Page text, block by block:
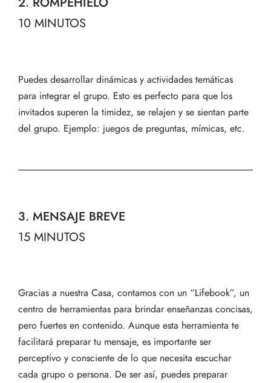
10 MINUTOS
Puedes desarrollar dinámicas y actividades temáticas
para integrar el grupo. Esto es perfecto para que los
invitados superen la timidez, se relajen y se sientan parte
del grupo. Ejemplo: juegos de preguntas, mímicas, etc.
3. MENSAJE BREVE
15 MINUTOS
Gracias a nuestra Casa, contamos con un “Lifebook”, un
centro de herramientas para brindar enseñanzas concisas,
pero fuertes en contenido. Aunque esta herramienta te
facilitará preparar tu mensaje, es importante ser
perceptivo y consciente de lo que necesita escuchar
cada grupo o persona. De ser así, puedes preparar